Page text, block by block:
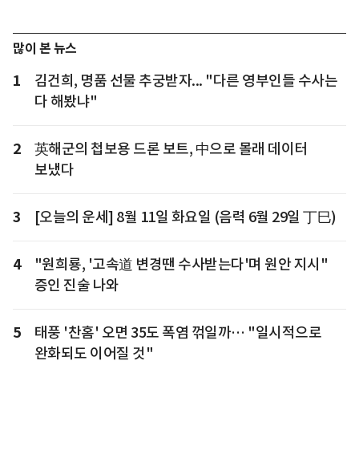
많이 본 뉴스
1
김건희, 명품 선물 추궁받자... "다른 영부인들 수사는
다 해봤냐"
2
英해군의 첩보용 드론 보트, 中으로 몰래 데이터
보냈다
3 [오늘의 운세] 8월 11일 화요일 (음력 6월 29일 丁巳)
4
"원희룡, '고속道 변경땐 수사받는다'며 원안 지시"
증인 진술 나와
5
태풍 '찬홈' 오면 35도 폭염 꺾일까… "일시적으로
완화되도 이어질 것"